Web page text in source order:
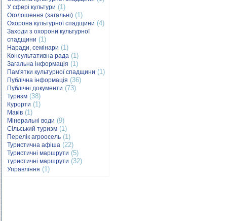
У сфері культури (1)
Оголошення (загальні) (1)
Охорона культурної спадщини (4)
Заходи з охорони культурної
спадщини (1)
Наради, семінари (1)
Консультативна рада (1)
Загальна інформація (1)
Пам'ятки культурної спадщини (1)
Публічна інформація (36)
Публічні документи (73)
Туризм (38)
Курорти (1)
Маків (1)
Мінеральні води (9)
Сільський туризм (1)
Перелік агроосель (1)
Туристична афіша (22)
Туристичні маршрути (5)
туристичні маршрути (32)
Управління (1)